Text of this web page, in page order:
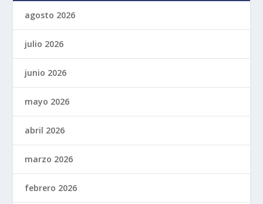
agosto 2026
julio 2026
junio 2026
mayo 2026
abril 2026
marzo 2026
febrero 2026